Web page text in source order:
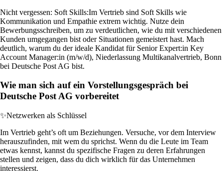
Nicht vergessen: Soft Skills:Im Vertrieb sind Soft Skills wie
Kommunikation und Empathie extrem wichtig. Nutze dein
Bewerbungsschreiben, um zu verdeutlichen, wie du mit verschiedenen
Kunden umgegangen bist oder Situationen gemeistert hast. Mach
deutlich, warum du der ideale Kandidat für Senior Expert:in Key
Account Manager:in (m/w/d), Niederlassung Multikanalvertrieb, Bonn
bei Deutsche Post AG bist.
Wie man sich auf ein Vorstellungsgespräch bei
Deutsche Post AG vorbereitet
✨Netzwerken als Schlüssel
Im Vertrieb geht’s oft um Beziehungen. Versuche, vor dem Interview
herauszufinden, mit wem du sprichst. Wenn du die Leute im Team
etwas kennst, kannst du spezifische Fragen zu deren Erfahrungen
stellen und zeigen, dass du dich wirklich für das Unternehmen
interessierst.